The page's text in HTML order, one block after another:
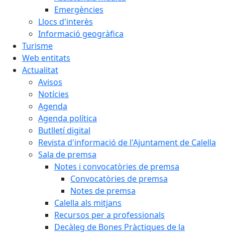
Emergències
Llocs d'interès
Informació geogràfica
Turisme
Web entitats
Actualitat
Avisos
Notícies
Agenda
Agenda política
Butlletí digital
Revista d'informació de l'Ajuntament de Calella
Sala de premsa
Notes i convocatòries de premsa
Convocatòries de premsa
Notes de premsa
Calella als mitjans
Recursos per a professionals
Decàleg de Bones Pràctiques de la